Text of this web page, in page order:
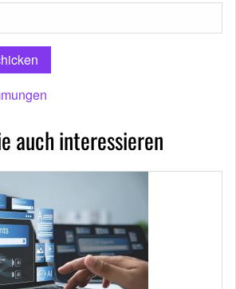
auch interessieren